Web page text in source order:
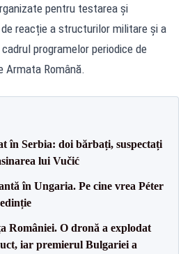
pentru testarea și
reacție a structurilor militare și a
programelor periodice de
Armata Română.
în Serbia: doi bărbați, suspectați
lui Vučić
în Ungaria. Pe cine vrea Péter
României. O dronă a explodat
iar premierul Bulgariei a